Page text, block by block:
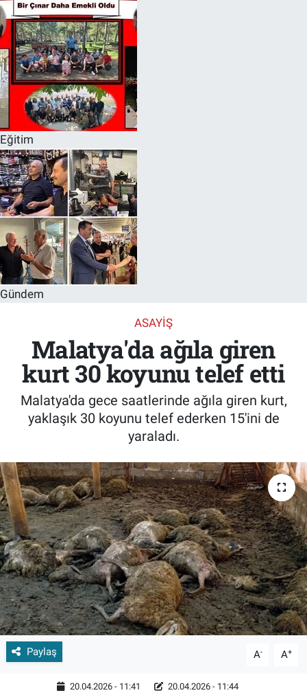
Eğitim
Gündem
ASAYIŞ
Malatya'da ağıla giren
kurt 30 koyunu telef etti
Malatya'da gece saatlerinde ağıla giren kurt,
yaklaşık 30 koyunu telef ederken 15'ini de
yaraladı.
Paylaş A- A+
20.04.2026 - 11:41 20.04.2026 - 11:44